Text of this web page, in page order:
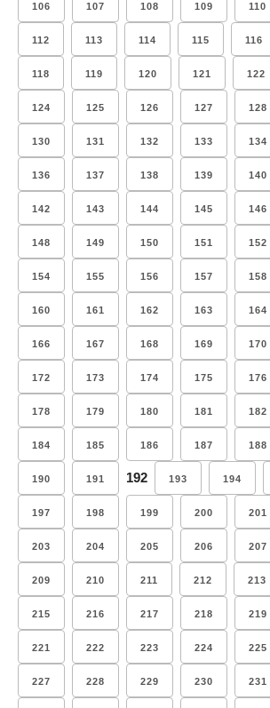
106 107 108 109 110
112 113 114 115 116
118 119 120 121 122
124 125 126 127 128
130 131 132 133 134
136 137 138 139 140
142 143 144 145 146
148 149 150 151 152
154 155 156 157 158
160 161 162 163 164
166 167 168 169 170
172 173 174 175 176
178 179 180 181 182
184 185 186 187 188
190 191 192 193 194
197 198 199 200 201
203 204 205 206 207
209 210 211 212 213
215 216 217 218 219
221 222 223 224 225
227 228 229 230 231